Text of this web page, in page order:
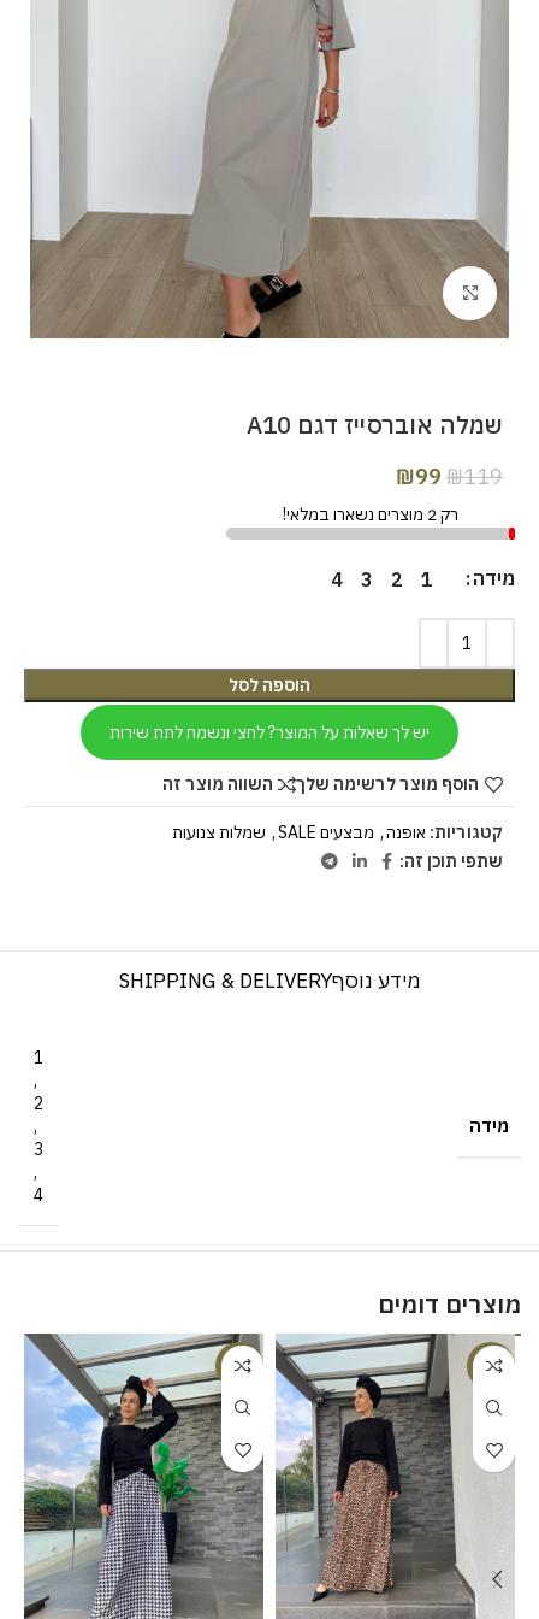
Click to enlarge
שמלה אוברסייז דגם A10
₪119
₪99
רק 2 מוצרים נשארו במלאי!
מידה 1
2
3
4
הוספה לסל
יש לך שאלות על המוצר? לחצי ונשמח לתת שירות
הוסף מוצר לרשימה שלך השווה מוצר זה
קטגוריות: אופנה, מבצעים SALE , שמלות צנועות
שתפי תוכן זה:
מידע נוסףSHIPPING & DELIVERY
מידה
1
,
2
,
3
,
4
מוצרים דומים
-23%
-23%